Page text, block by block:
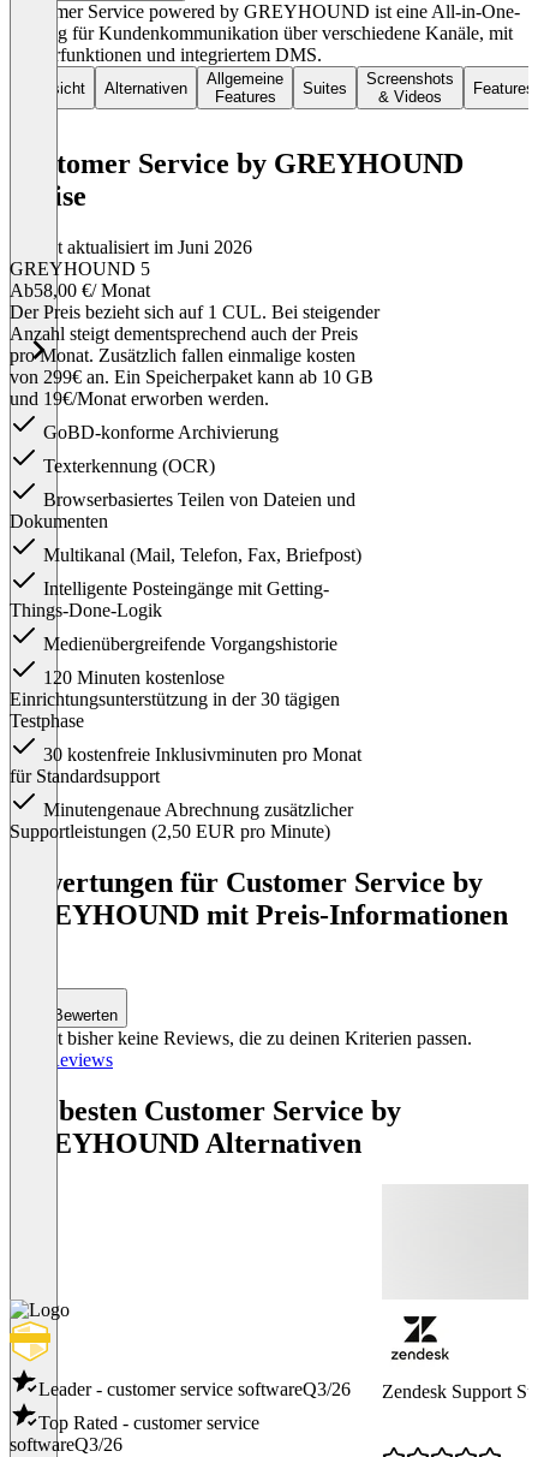
Customer Service powered by GREYHOUND ist eine All-in-One-
Lösung für Kundenkommunikation über verschiedene Kanäle, mit
Sortierfunktionen und integriertem DMS.
Übersicht Alternativen
Allgemeine
Features
Suites
Screenshots
& Videos
Features
Customer Service by GREYHOUND
Preise
Zuletzt aktualisiert im Juni 2026
GREYHOUND 5
Ab58,00 €/ Monat
Der Preis bezieht sich auf 1 CUL. Bei steigender
Anzahl steigt dementsprechend auch der Preis
pro Monat. Zusätzlich fallen einmalige kosten
von 299€ an. Ein Speicherpaket kann ab 10 GB
und 19€/Monat erworben werden.
GoBD-konforme Archivierung
Texterkennung (OCR)
Browserbasiertes Teilen von Dateien und
Dokumenten
Multikanal (Mail, Telefon, Fax, Briefpost)
Intelligente Posteingänge mit Getting-
Things-Done-Logik
Medienübergreifende Vorgangshistorie
120 Minuten kostenlose
Einrichtungsunterstützung in der 30 tägigen
Testphase
30 kostenfreie Inklusivminuten pro Monat
für Standardsupport
Minutengenaue Abrechnung zusätzlicher
Supportleistungen (2,50 EUR pro Minute)
Bewertungen für Customer Service by
GREYHOUND mit Preis-Informationen
Bewerten
Es gibt bisher keine Reviews, die zu deinen Kriterien passen.
Alle Reviews
Die besten Customer Service by
GREYHOUND Alternativen
Leader - customer service softwareQ3/26
Top Rated - customer service
softwareQ3/26
Zendesk Support